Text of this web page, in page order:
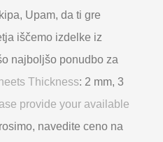
Upam, da ti gre
iščemo izdelke iz
najboljšo ponudbo za
Thickness: 2 mm, 3
provide your available
navedite ceno na